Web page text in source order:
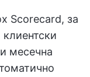
Scorecard, за
месечна